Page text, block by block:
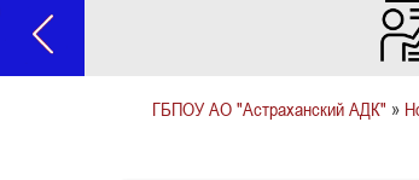
ГБПОУ АО "Астраханский АДК" »